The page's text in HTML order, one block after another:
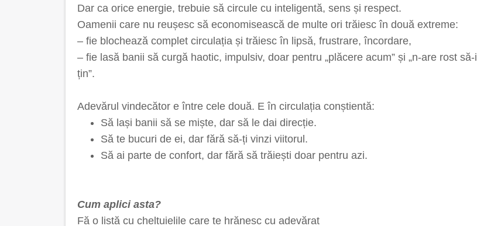
Dar ca orice energie, trebuie să circule cu inteligentă, sens și respect.
Oamenii care nu reușesc să economisească de multe ori trăiesc în două extreme:
– fie blochează complet circulația și trăiesc în lipsă, frustrare, încordare,
– fie lasă banii să curgă haotic, impulsiv, doar pentru „plăcere acum” și „n-are rost să-i
țin”.
Adevărul vindecător e între cele două. E în circulația conștientă:
Să lași banii să se miște, dar să le dai direcție.
Să te bucuri de ei, dar fără să-ți vinzi viitorul.
Să ai parte de confort, dar fără să trăiești doar pentru azi.
Cum aplici asta?
Fă o listă cu cheltuielile care te hrănesc cu adevărat